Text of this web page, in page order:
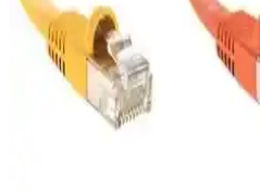
Vetech Cat7 15 Metre
Hızlı ve Stabil Bağlantı
Vetech'in 15 metre Cat7 Ethernet
gecikme ve dayanıklılığıyla